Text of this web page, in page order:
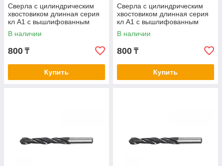
Сверла с цилиндрическим
хвостовиком длинная серия
кл А1 с вышлифованным
профилем нитрид/тит 3,5-3,7
В наличии
800 ₸
Купить
Сверла с цилиндрическим
хвостовиком длинная серия
кл А1 с вышлифованным
профилем нитрид/тит 3,8-4,0
В наличии
800 ₸
Купить